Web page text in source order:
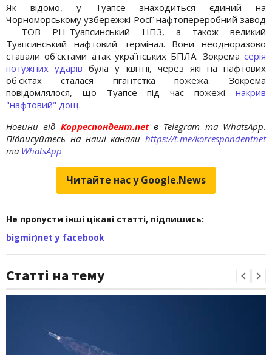
Як відомо, у Туапсе знаходиться єдиний на
Чорноморському узбережжі Росії нафтопереробний завод
- ТОВ РН-Туапсинський НПЗ, а також великий
Туапсинський нафтовий термінал. Вони неодноразово
ставали об'єктами атак українських БПЛА. Зокрема серія
потужних ударівбула у квітні, через які на нафтових
об'єктах сталася гігантстка пожежа. Зокрема
повідомлялося, що Туапсе під час пожежі накрив
"нафтовий" дощ.
Новини від Корреспондент.netв Telegram та WhatsApp.
Підписуйтесь на наші канали https://t.me/korrespondentnet
та WhatsApp
Читайте нас у Google.News
Не пропусти інші цікаві статті, підпишись:
bigmir)net у facebook
Статті на тему